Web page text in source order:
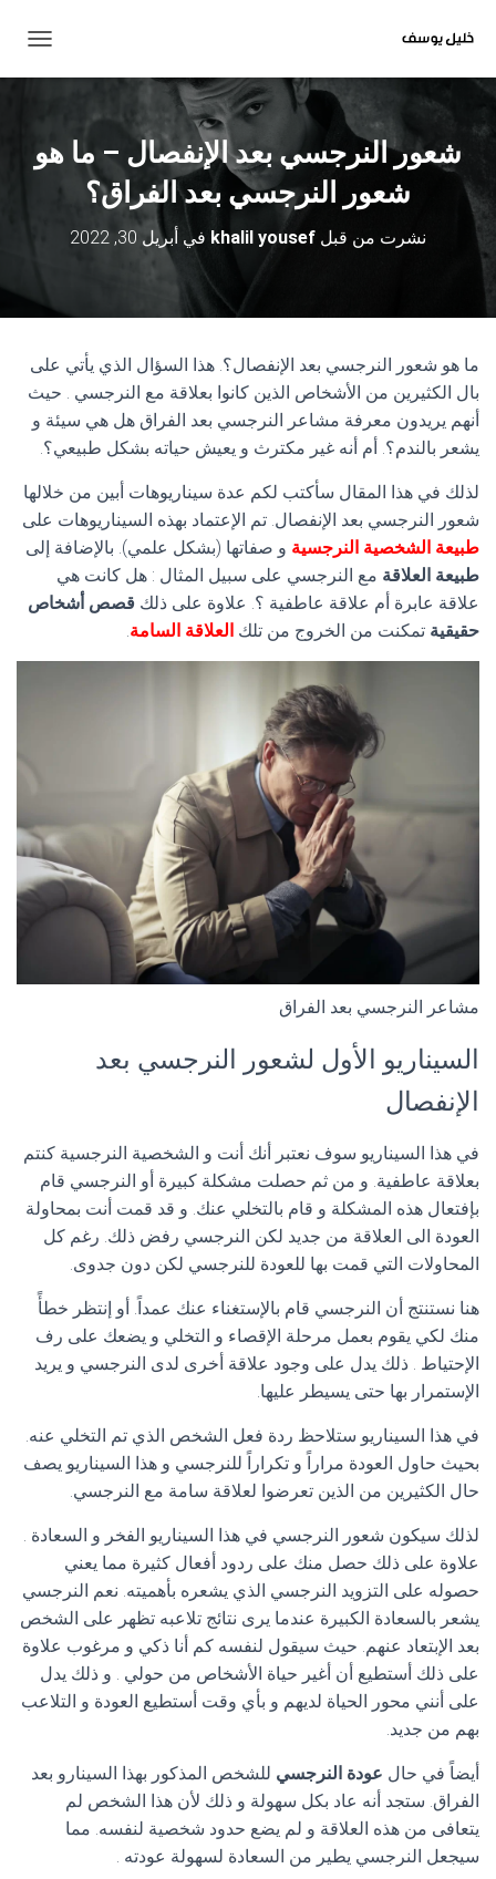
ب
ا
شعور النرجسي بعد الإنفصال – ما هو
شعور النرجسي بعد الفراق؟
نشرت من قبل khalil yousef في أبريل 30, 2022
ما هو شعور النرجسي بعد الإنفصال؟. هذا السؤال الذي يأتي على
بال الكثيرين من الأشخاص الذين كانوا بعلاقة مع النرجسي . حيث
أنهم يريدون معرفة مشاعر النرجسي بعد الفراق هل هي سيئة و
يشعر بالندم؟. أم أنه غير مكترث و يعيش حياته بشكل طبيعي؟.
لذلك في هذا المقال سأكتب لكم عدة سيناريوهات أبين من خلالها
شعور النرجسي بعد الإنفصال. تم الإعتماد بهذه السيناريوهات على
طبيعة الشخصية النرجسية و صفاتها (بشكل علمي). بالإضافة إلى
طبيعة العلاقة مع النرجسي على سبيل المثال : هل كانت هي
علاقة عابرة أم علاقة عاطفية ؟. علاوة على ذلك قصص أشخاص
حقيقية تمكنت من الخروج من تلك العلاقة السامة.
مشاعر النرجسي بعد الفراق
السيناريو الأول لشعور النرجسي بعد
الإنفصال
في هذا السيناريو سوف نعتبر أنك أنت و الشخصية النرجسية كنتم
بعلاقة عاطفية. و من ثم حصلت مشكلة كبيرة أو النرجسي قام
بإفتعال هذه المشكلة و قام بالتخلي عنك. و قد قمت أنت بمحاولة
العودة الى العلاقة من جديد لكن النرجسي رفض ذلك. رغم كل
المحاولات التي قمت بها للعودة للنرجسي لكن دون جدوى.
هنا نستنتج أن النرجسي قام بالإستغناء عنك عمداً. أو إنتظر خطأً
منك لكي يقوم بعمل مرحلة الإقصاء و التخلي و يضعك على رف
الإحتياط . ذلك يدل على وجود علاقة أخرى لدى النرجسي و يريد
الإستمرار بها حتى يسيطر عليها.
في هذا السيناريو ستلاحظ ردة فعل الشخص الذي تم التخلي عنه.
بحيث حاول العودة مراراً و تكراراً للنرجسي و هذا السيناريو يصف
حال الكثيرين من الذين تعرضوا لعلاقة سامة مع النرجسي.
لذلك سيكون شعور النرجسي في هذا السيناريو الفخر و السعادة .
علاوة على ذلك حصل منك على ردود أفعال كثيرة مما يعني
حصوله على التزويد النرجسي الذي يشعره بأهميته. نعم النرجسي
يشعر بالسعادة الكبيرة عندما يرى نتائج تلاعبه تظهر على الشخص
بعد الإبتعاد عنهم. حيث سيقول لنفسه كم أنا ذكي و مرغوب علاوة
على ذلك أستطيع أن أغير حياة الأشخاص من حولي . و ذلك يدل
على أنني محور الحياة لديهم و بأي وقت أستطيع العودة و التلاعب
بهم من جديد.
أيضاً في حال عودة النرجسي للشخص المذكور بهذا السينارو بعد
الفراق. ستجد أنه عاد بكل سهولة و ذلك لأن هذا الشخص لم
يتعافى من هذه العلاقة و لم يضع حدود شخصية لنفسه. مما
سيجعل النرجسي يطير من السعادة لسهولة عودته .